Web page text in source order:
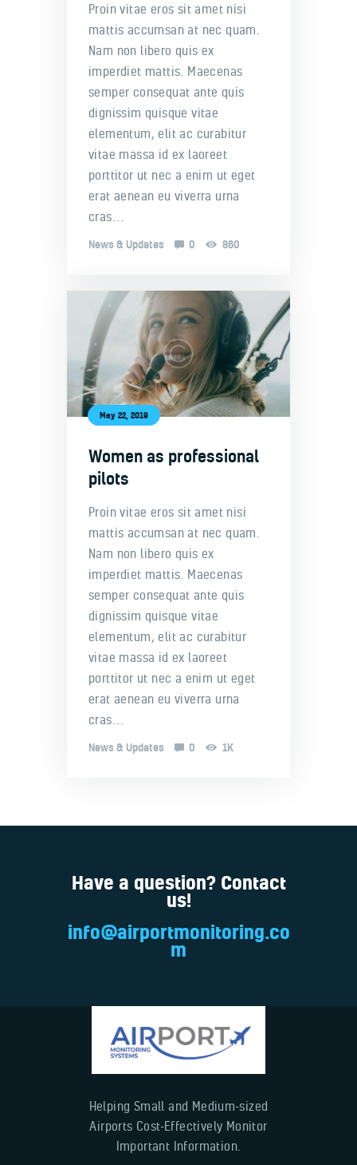
Proin vitae eros sit amet nisi
mattis accumsan at nec quam.
Nam non libero quis ex
imperdiet mattis. Maecenas
semper consequat ante quis
dignissim quisque vitae
elementum, elit ac curabitur
vitae massa id ex laoreet
porttitor ut nec a enim ut eget
erat aenean eu viverra urna
cras…
News & Updates 0 860
May 22, 2019
Women as professional
pilots
Proin vitae eros sit amet nisi
mattis accumsan at nec quam.
Nam non libero quis ex
imperdiet mattis. Maecenas
semper consequat ante quis
dignissim quisque vitae
elementum, elit ac curabitur
vitae massa id ex laoreet
porttitor ut nec a enim ut eget
erat aenean eu viverra urna
cras…
News & Updates 0 1K
Have a question? Contact
us!
info@airportmonitoring.co
m
Helping Small and Medium-sized
Airports Cost-Effectively Monitor
Important Information.